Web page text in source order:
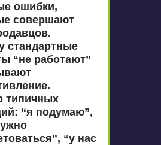
ошибки,
совершают
стандартные
“не работают”
типичных
“я подумаю”,
“у нас